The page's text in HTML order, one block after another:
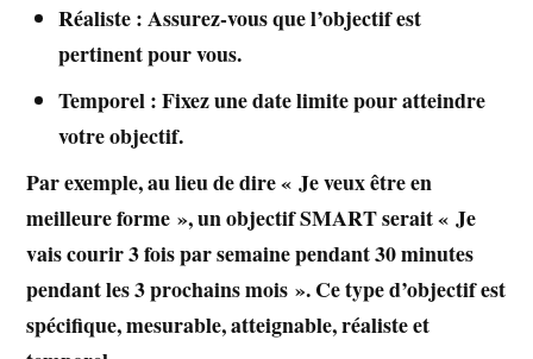
Réaliste : Assurez-vous que l’objectif est
pertinent pour vous.
Temporel : Fixez une date limite pour atteindre
votre objectif.
Par exemple, au lieu de dire « Je veux être en
meilleure forme », un objectif SMART serait « Je
vais courir 3 fois par semaine pendant 30 minutes
pendant les 3 prochains mois ». Ce type d’objectif est
spécifique,mesurable,atteignable,réalisteet